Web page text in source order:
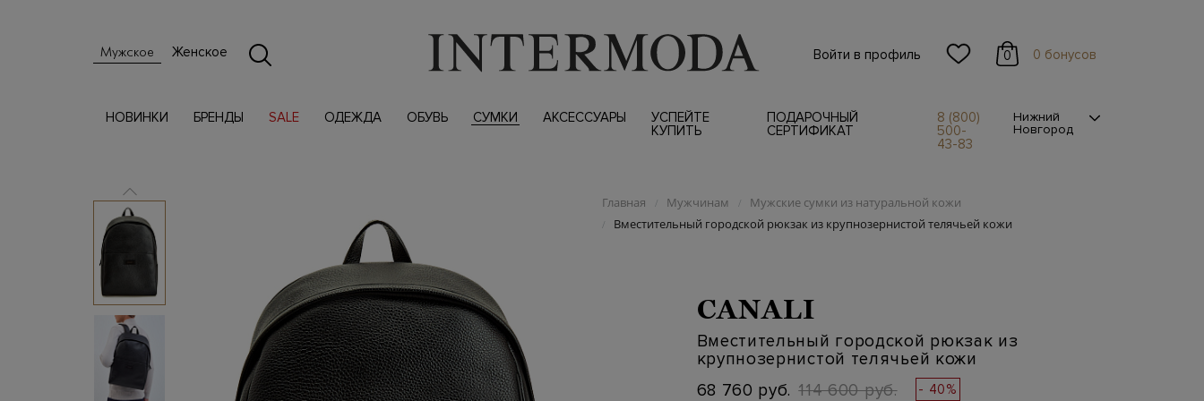
Мужское Женское Войти в профиль 0 0 бонусов
НОВИНКИ БРЕНДЫ SALE ОДЕЖДА ОБУВЬ СУМКИ АКСЕССУАРЫ
УСПЕЙТЕ
КУПИТЬ
ПОДАРОЧНЫЙ
СЕРТИФИКАТ
8 (800)
500-
43-83
Нижний
Новгород
Главная / Мужчинам / Мужские сумки из натуральной кожи
/ Вместительный городской рюкзак из крупнозернистой телячьей кожи
CANALI
Вместительный городской рюкзак из
крупнозернистой телячьей кожи
68 760 руб. 114 600 руб. - 40%